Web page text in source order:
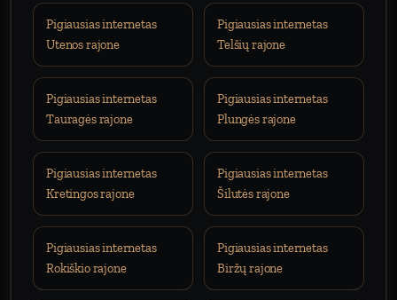
Pigiausias internetas
Utenos rajone
Pigiausias internetas
Telšių rajone
Pigiausias internetas
Tauragės rajone
Pigiausias internetas
Plungės rajone
Pigiausias internetas
Kretingos rajone
Pigiausias internetas
Šilutės rajone
Pigiausias internetas
Rokiškio rajone
Pigiausias internetas
Biržų rajone